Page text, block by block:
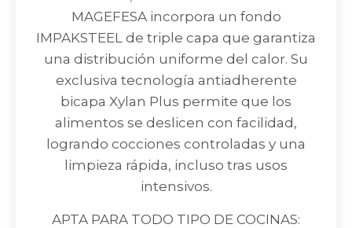
MAGEFESA incorpora un fondo
IMPAKSTEEL de triple capa que garantiza
una distribución uniforme del calor. Su
exclusiva tecnología antiadherente
bicapa Xylan Plus permite que los
alimentos se deslicen con facilidad,
logrando cocciones controladas y una
limpieza rápida, incluso tras usos
intensivos.
APTA PARA TODO TIPO DE COCINAS: